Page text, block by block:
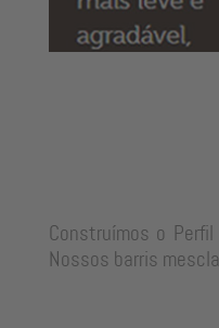
Construímos o
Nossos barris